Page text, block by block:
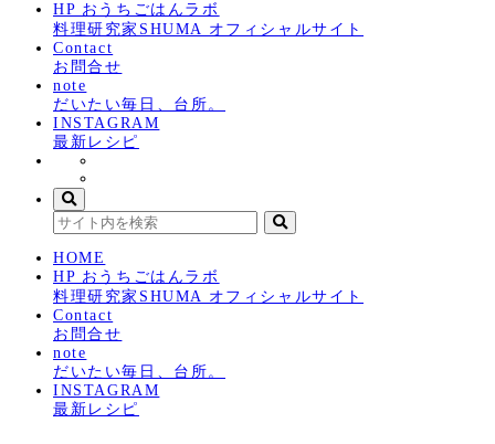
HP おうちごはんラボ
料理研究家SHUMA オフィシャルサイト
Contact
お問合せ
note
だいたい毎日、台所。
INSTAGRAM
最新レシピ
HOME
HP おうちごはんラボ
料理研究家SHUMA オフィシャルサイト
Contact
お問合せ
note
だいたい毎日、台所。
INSTAGRAM
最新レシピ